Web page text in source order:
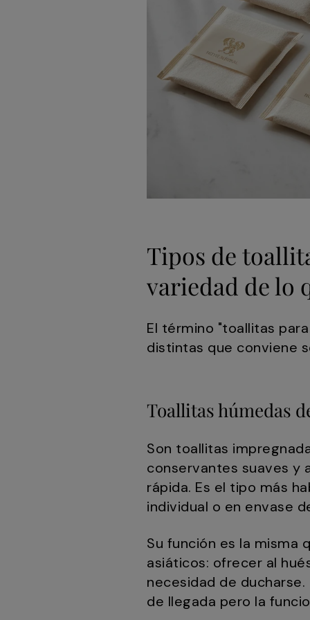
Tipos de
variedad de lo
El término "toallitas
distintas que conviene
Toallitas húmedas
Son toallitas
conservantes suaves y
rápida. Es el tipo más
individual o en envase
Su función es la misma
asiáticos: ofrecer al
necesidad de
de llegada pero la